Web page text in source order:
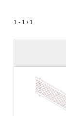
1 - 1 / 1